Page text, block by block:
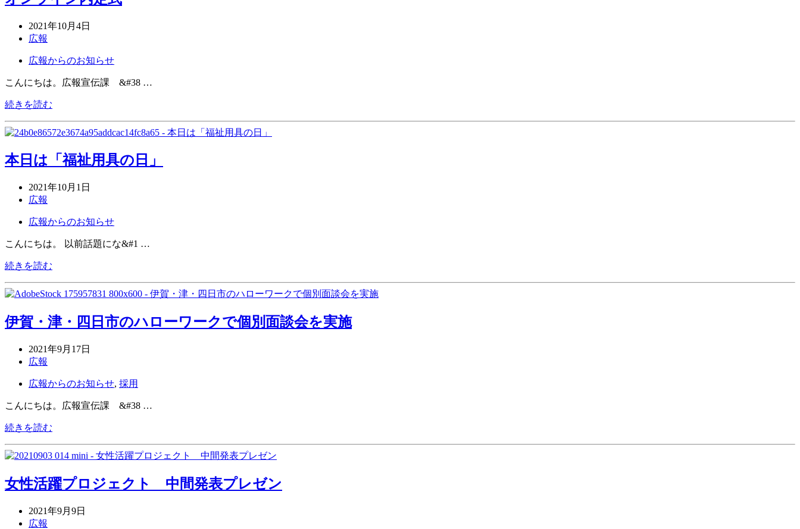
2021年10月4日
広報
広報からのお知らせ
こんにちは。広報宣伝課 &#38 …
続きを読む
本日は「福祉用具の日」
2021年10月1日
広報
広報からのお知らせ
こんにちは。 以前話題にな&#1 …
続きを読む
伊賀・津・四日市のハローワークで個別面談会を実施
2021年9月17日
広報
広報からのお知らせ, 採用
こんにちは。広報宣伝課 &#38 …
続きを読む
女性活躍プロジェクト 中間発表プレゼン
2021年9月9日
広報